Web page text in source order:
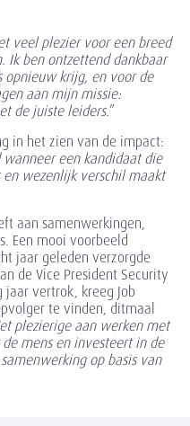
veel plezier voor een breed
Ik ben ontzettend dankbaar
krijg, en voor de
aan mijn missie:
de juiste leiders.”
in het zien van de impact:
een kandidaat die
wezenlijk verschil maakt
aan samenwerkingen,
Een mooi voorbeeld
jaar geleden verzorgde
de Vice President Security
jaar vertrok, kreeg Job
te vinden, ditmaal
plezierige aan werken met
mens en investeert in de
op basis van